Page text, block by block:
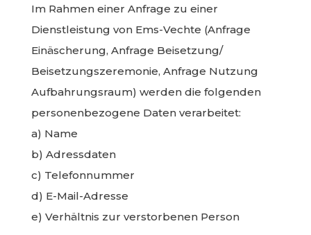
Im Rahmen einer Anfrage zu einer
Dienstleistung von Ems-Vechte (Anfrage
Einäscherung, Anfrage Beisetzung/
Beisetzungszeremonie, Anfrage Nutzung
Aufbahrungsraum) werden die folgenden
personenbezogene Daten verarbeitet:
a) Name
b) Adressdaten
c) Telefonnummer
d) E-Mail-Adresse
e) Verhältnis zur verstorbenen Person